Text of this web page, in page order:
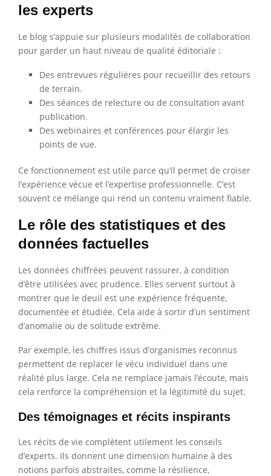
les experts
Le blog s’appuie sur plusieurs modalités de collaboration
pour garder un haut niveau de qualité éditoriale :
Des entrevues régulières pour recueillir des retours
de terrain.
Des séances de relecture ou de consultation avant
publication.
Des webinaires et conférences pour élargir les
points de vue.
Ce fonctionnement est utile parce qu’il permet de croiser
l’expérience vécue et l’expertise professionnelle. C’est
souvent ce mélange qui rend un contenu vraiment fiable.
Le rôle des statistiques et des
données factuelles
Les données chiffrées peuvent rassurer, à condition
d’être utilisées avec prudence. Elles servent surtout à
montrer que le deuil est une expérience fréquente,
documentée et étudiée. Cela aide à sortir d’un sentiment
d’anomalie ou de solitude extrême.
Par exemple, les chiffres issus d’organismes reconnus
permettent de replacer le vécu individuel dans une
réalité plus large. Cela ne remplace jamais l’écoute, mais
cela renforce la compréhension et la légitimité du sujet.
Des témoignages et récits inspirants
Les récits de vie complètent utilement les conseils
d’experts. Ils donnent une dimension humaine à des
notions parfois abstraites, comme la résilience,